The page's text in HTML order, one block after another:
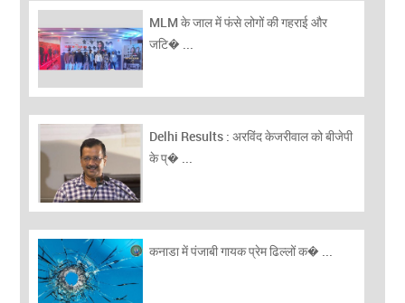
MLM के जाल में फंसे लोगों की गहराई और
जटि� ...
Delhi Results : अरविंद केजरीवाल को बीजेपी
के प्� ...
कनाडा में पंजाबी गायक प्रेम ढिल्लों क� ...